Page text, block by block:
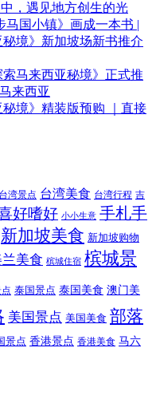
，遇见地方创生的光
马国小镇》画成一本书 |
秘境》新加坡场新书推介
马来西亚秘境》正式推
来西亚
秘境》精装版预购 ｜直接
台湾景点 台湾美食 台湾行程 吉
好嗜好 小小生意 手札手
新加坡美食 新加坡购物
美食 槟城住宿 槟城景
泰国景点 泰国美食 澳门美
美国景点 美国美食 部落
景点 香港景点 香港美食 马六